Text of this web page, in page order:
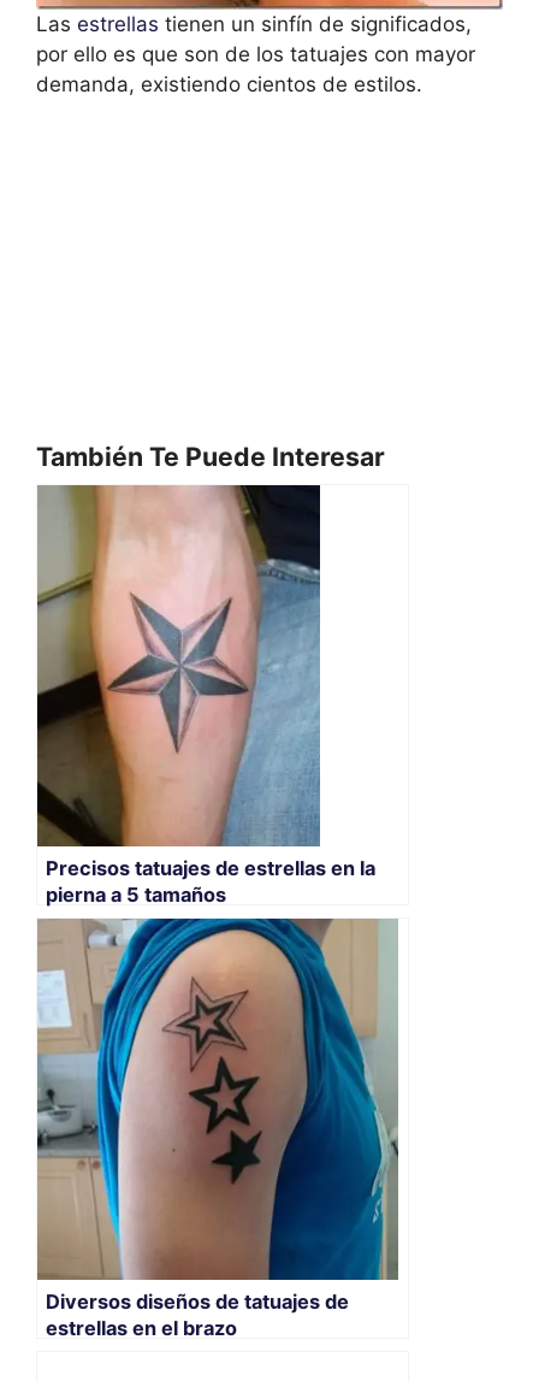
Las estrellas tienen un sinfín de significados,
por ello es que son de los tatuajes con mayor
demanda, existiendo cientos de estilos.
También Te Puede Interesar
Precisos tatuajes de estrellas en la
pierna a 5 tamaños
Diversos diseños de tatuajes de
estrellas en el brazo